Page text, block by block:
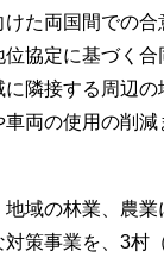
けた両国間での
位協定に基づく合
隣接する周辺の
車両の使用の削
地域の林業、農
策事業を、3村